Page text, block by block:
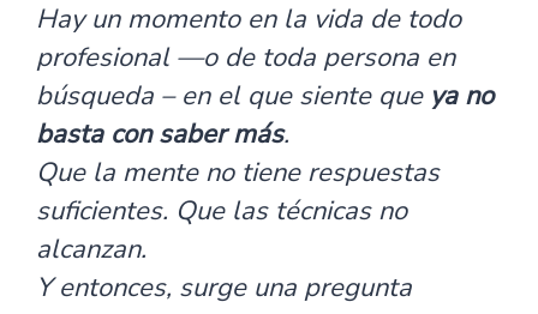
Hay un momento en la vida de todo
profesional —o de toda persona en
búsqueda – en el que siente que ya no
basta con saber más.
Que la mente no tiene respuestas
suficientes. Que las técnicas no
alcanzan.
Y entonces, surge una pregunta